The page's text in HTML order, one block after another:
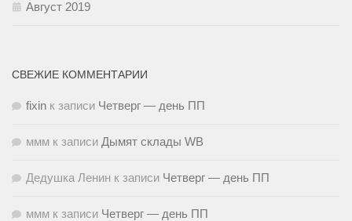
Август 2019
СВЕЖИЕ КОММЕНТАРИИ
fixin к записи Четверг — день ПП
ммм к записи Дымят склады WB
Дедушка Ленин к записи Четверг — день ПП
ммм к записи Четверг — день ПП